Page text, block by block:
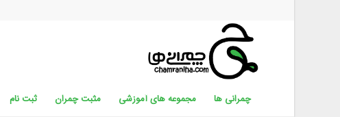
چمرانی ها مجموعه های آموزشی مثبت چمران ثبت نام